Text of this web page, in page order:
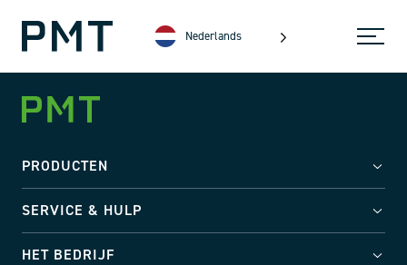
Nederlands
PRODUCTEN
SERVICE & HULP
HET BEDRIJF